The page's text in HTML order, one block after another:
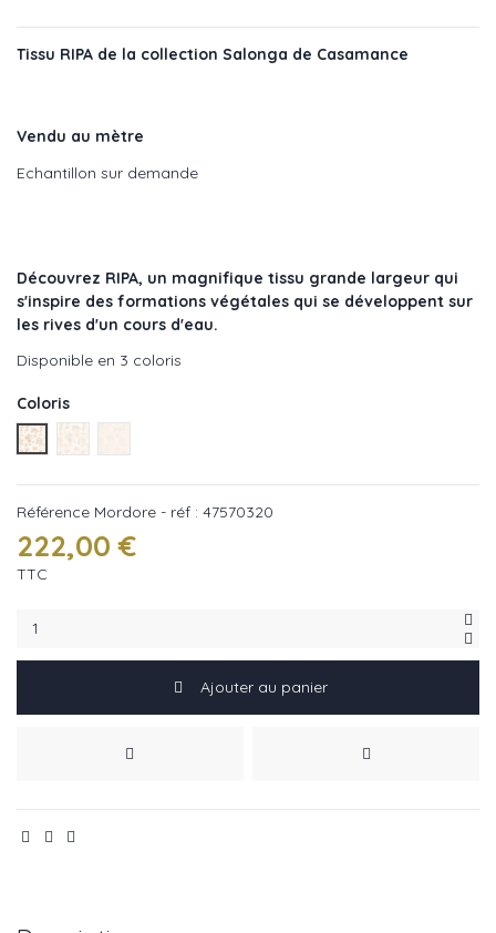
Tissu RIPA de la collection Salonga de Casamance
Vendu au mètre
Echantillon sur demande
Découvrez RIPA, un magnifique tissu grande largeur qui
s'inspire des formations végétales qui se développent sur
les rives d'un cours d'eau.
Disponible en 3 coloris
Coloris
Mordore - réf : 47570320
Référence Mordore - réf : 47570320
222,00 €
TTC
Ajouter au panier